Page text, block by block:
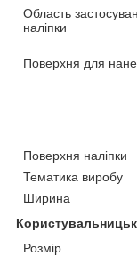
Область
наліпки
Поверхня для
Поверхня наліпки
Тематика виробу
Ширина
Розмір